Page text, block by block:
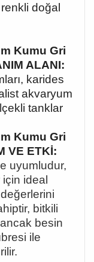
doğal
Kumu Gri
ALANI:
karides
akvaryum
tanklar
Kumu Gri
VE ETKİ:
uyumludur,
ideal
bitkili
besin
ile